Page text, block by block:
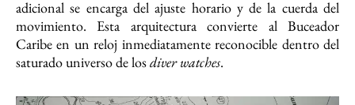
adicional se encarga del ajuste horario y de la cuerda del
movimiento. Esta arquitectura convierte al Buceador
Caribe en un reloj inmediatamente reconocible dentro del
saturado universo de losdiver watches.